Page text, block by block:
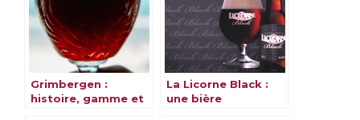
Grimbergen :
histoire, gamme et
La Licorne Black :
une bière